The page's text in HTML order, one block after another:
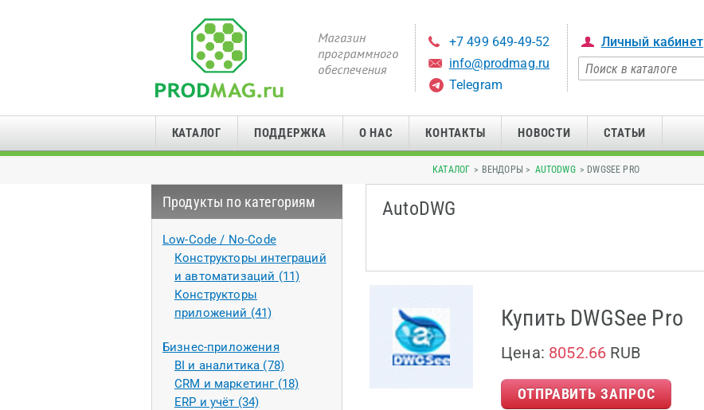
+7 499 649-49-52
info@prodmag.ru
Telegram
Личный кабинет
КАТАЛОГ ПОДДЕРЖКА О НАС КОНТАКТЫ НОВОСТИ СТАТЬИ
КАТАЛОГ > ВЕНДОРЫ > AUTODWG > DWGSEE PRO
Продукты по категориям
Low-Code / No-Code
Конструкторы интеграций
и автоматизаций (11)
Конструкторы
приложений (41)
Бизнес-приложения
BI и аналитика (78)
CRM и маркетинг (18)
ERP и учёт (34)
AutoDWG
Купить DWGSee Pro
Цена: 8052.66 RUB
ОТПРАВИТЬ ЗАПРОС